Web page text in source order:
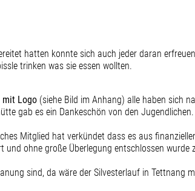
hatten konnte sich auch jeder daran
trinken was sie essen wollten.
mit Logo (siehe Bild im Anhang) alle haben sich
gab es ein Dankeschön von den Jugendlichen.
Mitglied hat verkündet dass es aus
ohne große Überlegung entschlossen wurde
sind, da wäre der Silvesterlauf in Tettnang